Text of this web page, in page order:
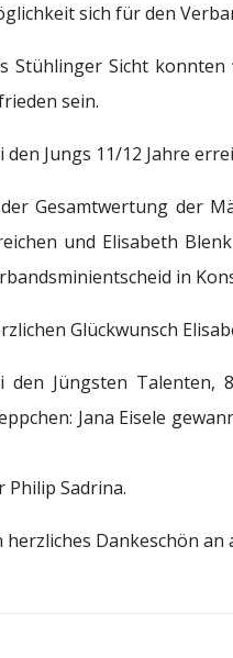
sich für den
Stühlinger Sicht konnten
sein.
den Jungs 11/12 Jahre
Gesamtwertung der
und Elisabeth
in
Glückwunsch
den Jüngsten Talenten,
Jana Eisele
Philip Sadrina.
herzliches Dankeschön